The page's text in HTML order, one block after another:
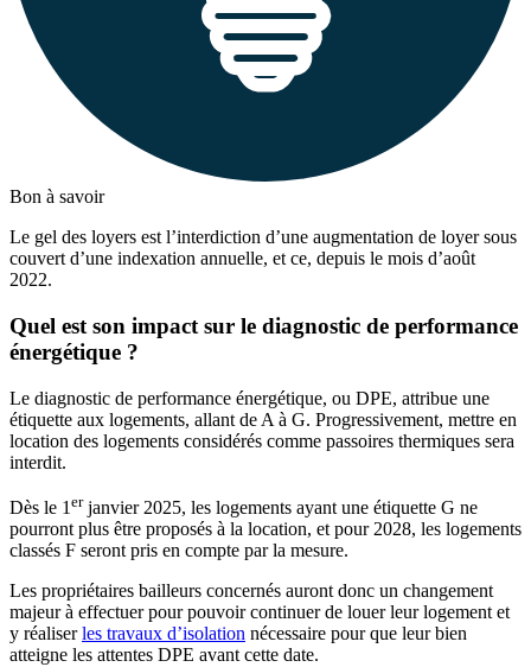
Bon à savoir
Le gel des loyers est l’interdiction d’une augmentation de loyer sous
couvert d’une indexation annuelle, et ce, depuis le mois d’août
2022.
Quel est son impact sur le diagnostic de performance
énergétique ?
Le diagnostic de performance énergétique, ou DPE, attribue une
étiquette aux logements, allant de A à G. Progressivement, mettre en
location des logements considérés comme passoires thermiques sera
interdit.
Dès le 1 erjanvier 2025, les logements ayant une étiquette G ne
pourront plus être proposés à la location, et pour 2028, les logements
classés F seront pris en compte par la mesure.
Les propriétaires bailleurs concernés auront donc un changement
majeur à effectuer pour pouvoir continuer de louer leur logement et
y réaliserles travaux d’isolation nécessaire pour que leur bien
atteigne les attentes DPE avant cette date.